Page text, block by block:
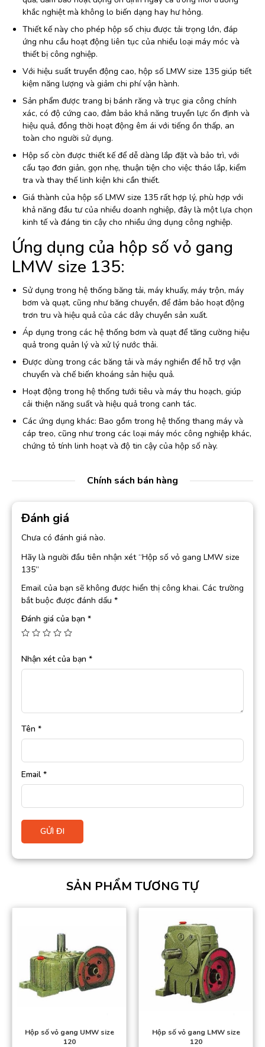
khắc nghiệt mà không lo biến dạng hay hư hỏng.
Thiết kế này cho phép hộp số chịu được tải trọng lớn, đáp
ứng nhu cầu hoạt động liên tục của nhiều loại máy móc và
thiết bị công nghiệp.
Với hiệu suất truyền động cao, hộp số LMW size 135 giúp tiết
kiệm năng lượng và giảm chi phí vận hành.
Sản phẩm được trang bị bánh răng và trục gia công chính
xác, có độ cứng cao, đảm bảo khả năng truyền lực ổn định và
hiệu quả, đồng thời hoạt động êm ái với tiếng ồn thấp, an
toàn cho người sử dụng.
Hộp số còn được thiết kế để dễ dàng lắp đặt và bảo trì, với
cấu tạo đơn giản, gọn nhẹ, thuận tiện cho việc tháo lắp, kiểm
tra và thay thế linh kiện khi cần thiết.
Giá thành của hộp số LMW size 135 rất hợp lý, phù hợp với
khả năng đầu tư của nhiều doanh nghiệp, đây là một lựa chọn
kinh tế và đáng tin cậy cho nhiều ứng dụng công nghiệp.
Ứng dụng của hộp số vỏ gang
LMW size 135:
Sử dụng trong hệ thống băng tải, máy khuấy, máy trộn, máy
bơm và quạt, cũng như băng chuyền, để đảm bảo hoạt động
trơn tru và hiệu quả của các dây chuyền sản xuất.
Áp dụng trong các hệ thống bơm và quạt để tăng cường hiệu
quả trong quản lý và xử lý nước thải.
Được dùng trong các băng tải và máy nghiền để hỗ trợ vận
chuyển và chế biến khoáng sản hiệu quả.
Hoạt động trong hệ thống tưới tiêu và máy thu hoạch, giúp
cải thiện năng suất và hiệu quả trong canh tác.
Các ứng dụng khác: Bao gồm trong hệ thống thang máy và
cáp treo, cũng như trong các loại máy móc công nghiệp khác,
chứng tỏ tính linh hoạt và độ tin cậy của hộp số này.
Chính sách bán hàng
Đánh giá
Chưa có đánh giá nào.
Hãy là người đầu tiên nhận xét “Hộp số vỏ gang LMW size
135”
Email của bạn sẽ không được hiển thị công khai. Các trường
bắt buộc được đánh dấu *
Đánh giá của bạn *
Nhận xét của bạn *
Tên *
Email *
SẢN PHẨM TƯƠNG TỰ
Hộp số vỏ gang UMW size
120
Hộp số vỏ gang LMW size
120